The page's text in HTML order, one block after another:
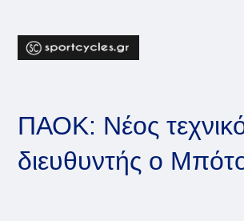
content
ΠΑΟΚ: Νέος
διευθυντής ο